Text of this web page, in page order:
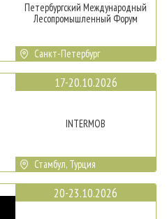
Петербургский Международный
Лесопромышленный Форум
Санкт-Петербург
17-20.10.2026
INTERMOB
Стамбул, Турция
20-23.10.2026